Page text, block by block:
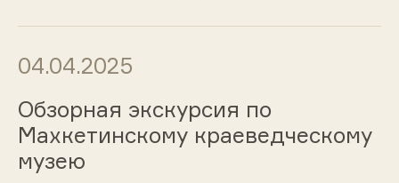
04.04.2025
Обзорная экскурсия по
Махкетинскому краеведческому
музею